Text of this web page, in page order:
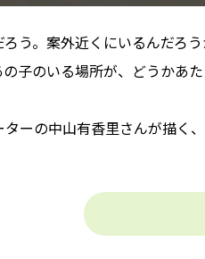
う。案外近くにいるんだろう
子のいる場所が、どうかあ
ーの中山有香里さんが描く